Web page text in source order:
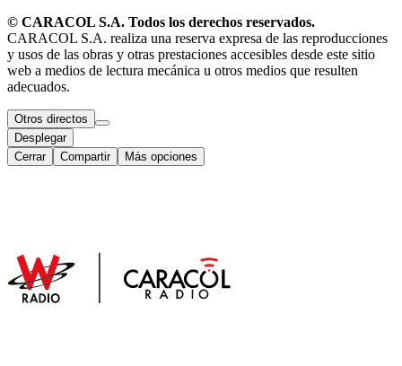
© CARACOL S.A. Todos los derechos reservados.
CARACOL S.A. realiza una reserva expresa de las reproducciones
y usos de las obras y otras prestaciones accesibles desde este sitio
web a medios de lectura mecánica u otros medios que resulten
adecuados.
Otros directos
Desplegar
Cerrar
Compartir Más opciones